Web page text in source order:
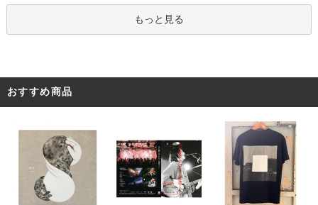
もっと見る
おすすめ商品